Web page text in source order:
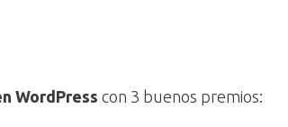
WordPress con 3 buenos premios: